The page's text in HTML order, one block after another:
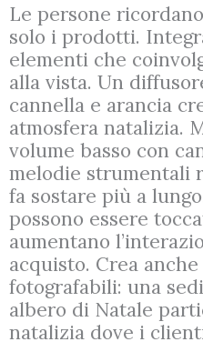
Le persone
solo i prodotti.
elementi che
alla vista. Un
cannella e arancia
atmosfera natalizia.
volume basso con
melodie strumentali
fa sostare più a
possono essere
aumentano
acquisto. Crea
fotografabili: una
albero di Natale
natalizia dove i